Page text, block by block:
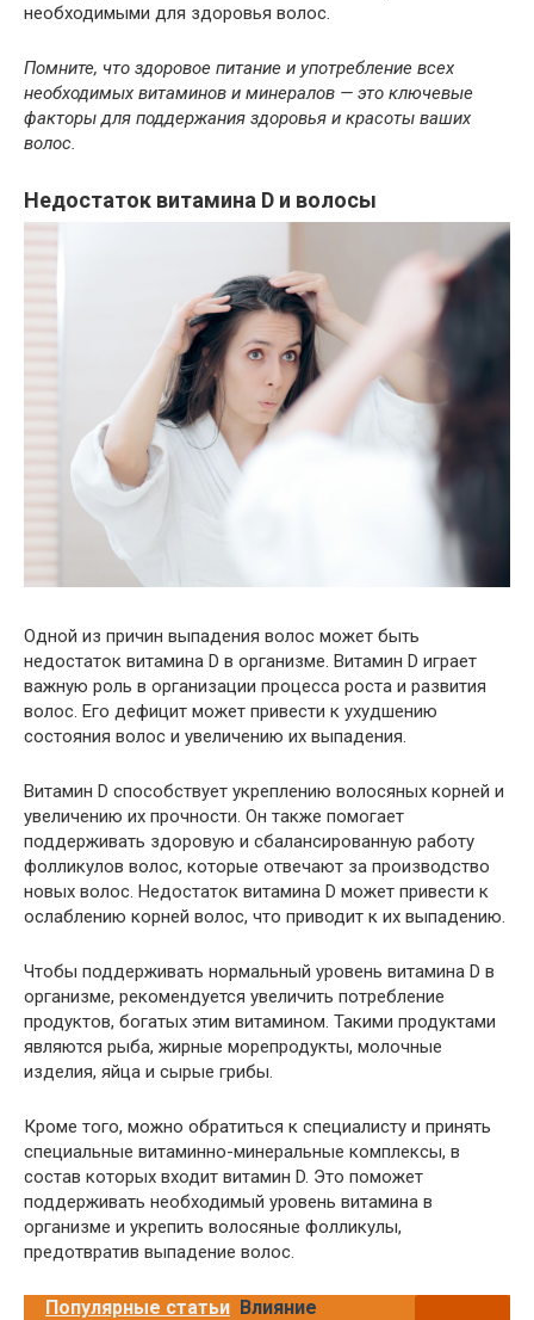
необходимыми для здоровья волос.
Помните, что здоровое питание и употребление всех
необходимых витаминов и минералов — это ключевые
факторы для поддержания здоровья и красоты ваших
волос.
Недостаток витамина D и волосы
Одной из причин выпадения волос может быть
недостаток витамина D в организме. Витамин D играет
важную роль в организации процесса роста и развития
волос. Его дефицит может привести к ухудшению
состояния волос и увеличению их выпадения.
Витамин D способствует укреплению волосяных корней и
увеличению их прочности. Он также помогает
поддерживать здоровую и сбалансированную работу
фолликулов волос, которые отвечают за производство
новых волос. Недостаток витамина D может привести к
ослаблению корней волос, что приводит к их выпадению.
Чтобы поддерживать нормальный уровень витамина D в
организме, рекомендуется увеличить потребление
продуктов, богатых этим витамином. Такими продуктами
являются рыба, жирные морепродукты, молочные
изделия, яйца и сырые грибы.
Кроме того, можно обратиться к специалисту и принять
специальные витаминно-минеральные комплексы, в
состав которых входит витамин D. Это поможет
поддерживать необходимый уровень витамина в
организме и укрепить волосяные фолликулы,
предотвратив выпадение волос.
Популярные статьи Влияние